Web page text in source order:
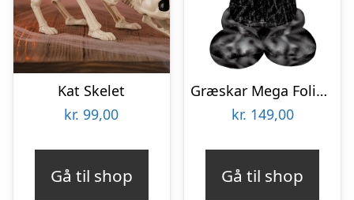
Kat Skelet
kr. 99,00
Gå til shop
Græskar Mega Folieballon
kr. 149,00
Gå til shop